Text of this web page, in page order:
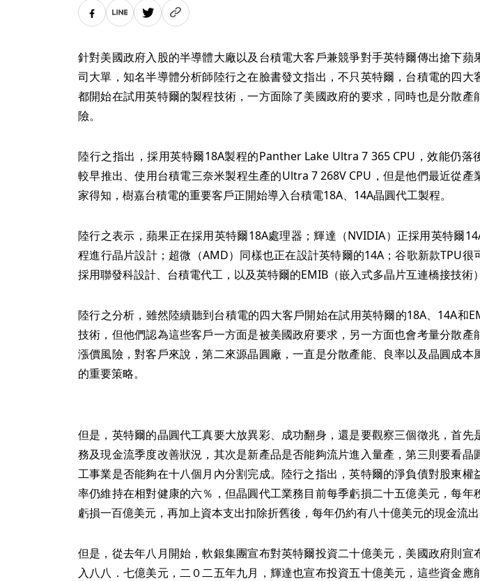
針對美國政府入股的半導體大廠以及台積電大客戶兼競爭對手英特爾傳出搶下蘋
司大單，知名半導體分析師陸行之在臉書發文指出，不只英特爾，台積電的四大
都開始在試用英特爾的製程技術，一方面除了美國政府的要求，同時也是分散產
險。
陸行之指出，採用英特爾18A製程的Panther Lake Ultra 7 365 CPU，效能仍落
較早推出、使用台積電三奈米製程生產的Ultra 7 268V CPU，但是他們最近從產
家得知，樹嘉台積電的重要客戶正開始導入台積電18A、14A晶圓代工製程。
陸行之表示，蘋果正在採用英特爾18A處理器；輝達（NVIDIA）正採用英特爾
程進行晶片設計；超微（AMD）同樣也正在設計英特爾的14A；谷歌新款TPU很
採用聯發科設計、台積電代工，以及英特爾的EMIB（嵌入式多晶片互連橋接技術）
陸行之分析，雖然陸續聽到台積電的四大客戶開始在試用英特爾的18A、14A和
技術，但他們認為這些客戶一方面是被美國政府要求，另一方面也會考量分散產
漲價風險，對客戶來說，第二來源晶圓廠，一直是分散產能、良率以及晶圓成本
的重要策略。
但是，英特爾的晶圓代工真要大放異彩、成功翻身，還是要觀察三個徵兆，首先
務及現金流季度改善狀況，其次是新產品是否能夠流片進入量產，第三則要看晶
工事業是否能夠在十八個月內分割完成。陸行之指出，英特爾的淨負債對股東權
率仍維持在相對健康的六％，但晶圓代工業務目前每季虧損二十五億美元，每年
虧損一百億美元，再加上資本支出扣除折舊後，每年仍約有八十億美元的現金流出
但是，從去年八月開始，軟銀集團宣布對英特爾投資二十億美元，美國政府則宣
入八八．七億美元，二０二五年九月，輝達也宣布投資五十億美元，這些資金應